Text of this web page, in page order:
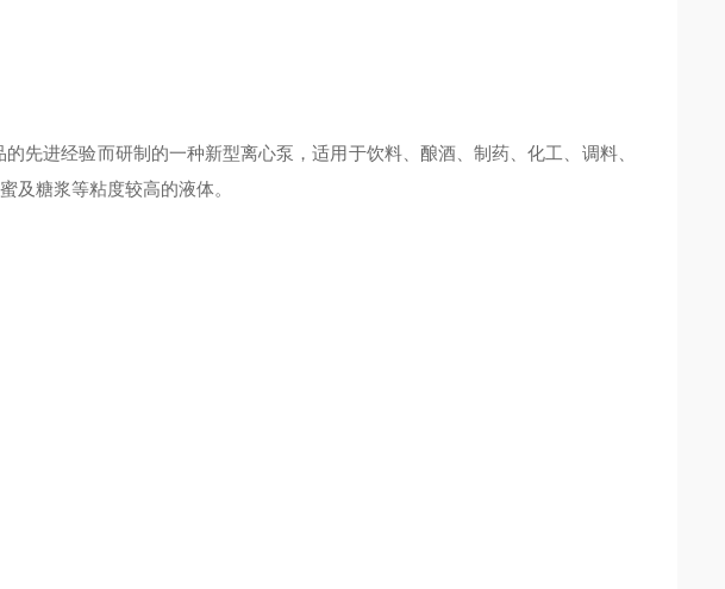
先进经验而研制的一种新型离心泵，适用于饮料、酿酒、制药、化工、调料、
及糖浆等粘度较高的液体。